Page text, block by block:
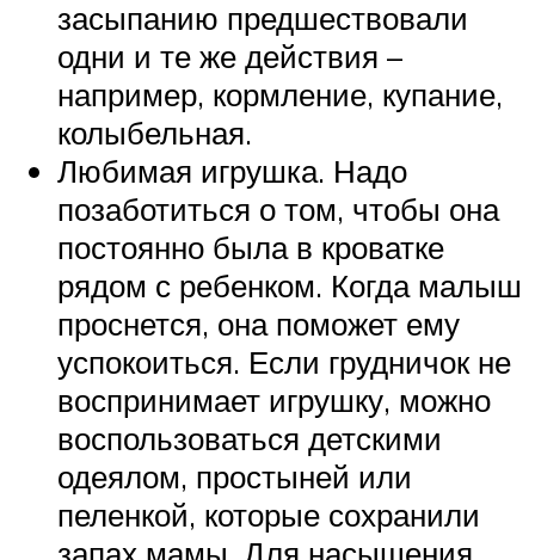
засыпанию предшествовали
одни и те же действия –
например, кормление, купание,
колыбельная.
Любимая игрушка. Надо
позаботиться о том, чтобы она
постоянно была в кроватке
рядом с ребенком. Когда малыш
проснется, она поможет ему
успокоиться. Если грудничок не
воспринимает игрушку, можно
воспользоваться детскими
одеялом, простыней или
пеленкой, которые сохранили